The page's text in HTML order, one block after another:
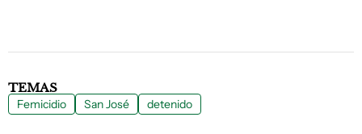
TEMAS
Femicidio San José detenido